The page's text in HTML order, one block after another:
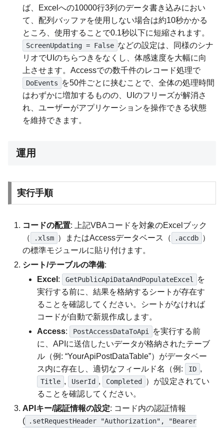
ば、Excelへの10000行3列のデータ書き込みにおい
て、配列バッファを使用しない場合は約10秒かかる
ところ、使用することで0.1秒以下に短縮されます。
ScreenUpdating = False などの設定は、同様のシナ
リオでUIのちらつきをなくし、体感速度を大幅に向
上させます。Accessでの数千件のレコード処理で
DoEvents
を50件ごとに挟むことで、全体の処理時間
はわずかに増加するものの、UIのフリーズが解消さ
れ、ユーザーがアプリケーションを操作できる状態
を維持できます。
運用
実行手順
コードの配置: 上記VBAコードを対象のExcelブック
（
.xlsm ）またはAccessデータベース（ .accdb ）
の標準モジュールに貼り付けます。
シート/テーブルの準備:
Excel : GetPublicApiDataAndPopulateExcel
を
実行する前に、結果を格納するシートが存在す
ることを確認してください。シートがなければ
コードが自動で新規作成します。
Access: PostAccessDataToApi
を実行する前
に、APIに送信したいデータが格納されたテーブ
ル（例: “YourApiPostDataTable”）がデータベー
ス内に存在し、適切なフィールド名（例:
ID ,
Title , UserId , Completed
）が設定されてい
ることを確認してください。
APIキー/認証情報の設定: コード内の認証情報
(
.setRequestHeader "Authorization", "Bearer